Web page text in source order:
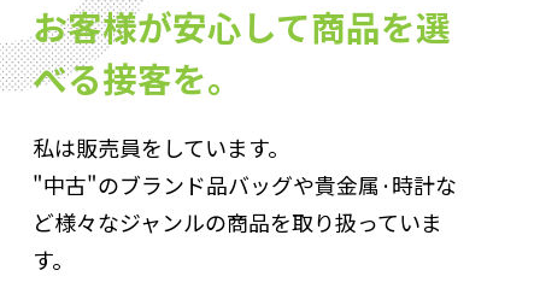
お客様が安心して商品を選
べる接客を。
私は販売員をしています。
"中古"のブランド品バッグや貴金属·時計な
ど様々なジャンルの商品を取り扱っていま
す。